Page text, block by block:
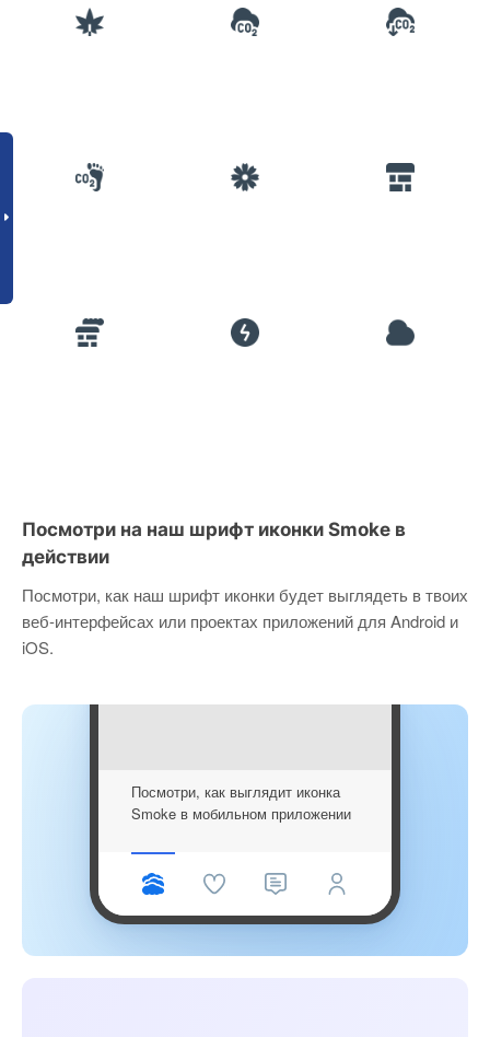
Посмотри на наш шрифт иконки Smoke в
действии
Посмотри, как наш шрифт иконки будет выглядеть в твоих
веб-интерфейсах или проектах приложений для Android и
iOS.
Посмотри, как выглядит иконка
Smoke в мобильном приложении